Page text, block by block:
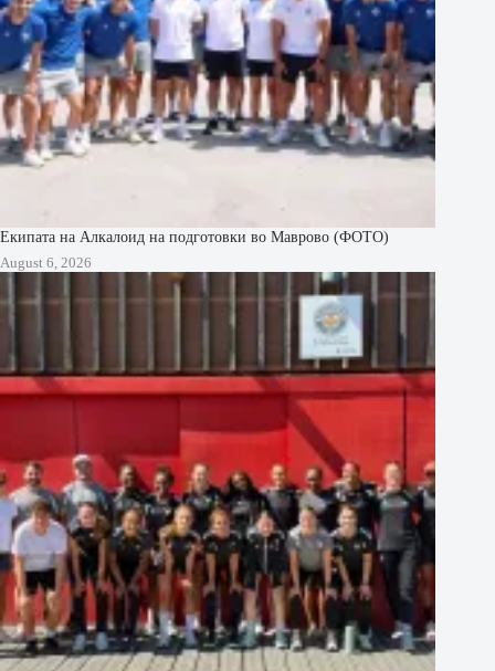
Екипата на Алкалоид на подготовки во Маврово (ФОТО)
August 6, 2026